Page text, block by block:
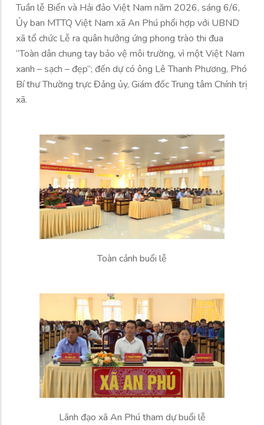
Tuần lễ Biển và Hải đảo Việt Nam năm 2026, sáng 6/6,
Ủy ban MTTQ Việt Nam xã An Phú phối hợp với UBND
xã tổ chức Lễ ra quân hưởng ứng phong trào thi đua
“Toàn dân chung tay bảo vệ môi trường, vì một Việt Nam
xanh – sạch – đẹp”; đến dự có ông Lê Thanh Phương, Phó
Bí thư Thường trực Đảng ủy, Giám đốc Trung tâm Chính trị
xã.
Toàn cảnh buổi lễ
Lãnh đạo xã An Phú tham dự buổi lễ